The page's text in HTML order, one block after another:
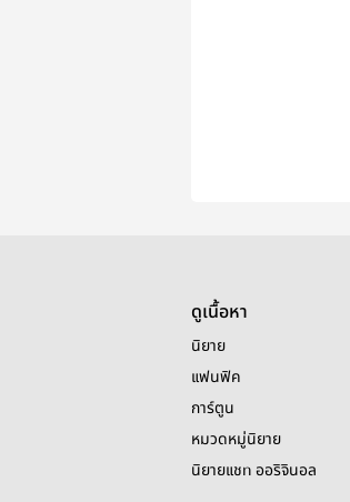
ดูเนื้อหา
นิยาย
แฟนฟิค
การ์ตูน
หมวดหมู่นิยาย
นิยายแชท ออริจินอล